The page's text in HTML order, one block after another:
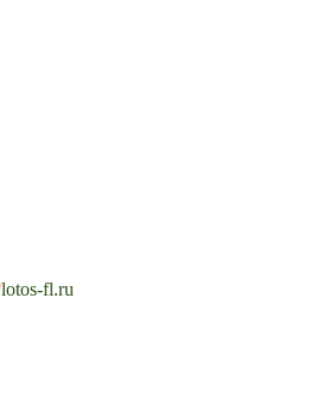
lotos-fl.ru